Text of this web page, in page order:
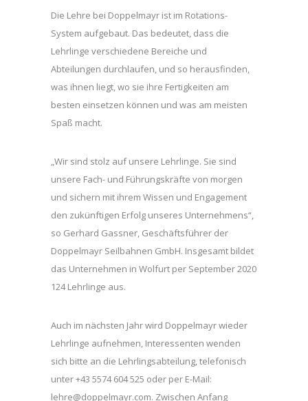
Die Lehre bei Doppelmayr ist im Rotations-
System aufgebaut. Das bedeutet, dass die
Lehrlinge verschiedene Bereiche und
Abteilungen durchlaufen, und so herausfinden,
was ihnen liegt, wo sie ihre Fertigkeiten am
besten einsetzen können und was am meisten
Spaß macht.
„Wir sind stolz auf unsere Lehrlinge. Sie sind
unsere Fach- und Führungskräfte von morgen
und sichern mit ihrem Wissen und Engagement
den zukünftigen Erfolg unseres Unternehmens“,
so Gerhard Gassner, Geschäftsführer der
Doppelmayr Seilbahnen GmbH. Insgesamt bildet
das Unternehmen in Wolfurt per September 2020
124 Lehrlinge aus.
Auch im nächsten Jahr wird Doppelmayr wieder
Lehrlinge aufnehmen, Interessenten wenden
sich bitte an die Lehrlingsabteilung, telefonisch
unter +43 5574 604 525 oder per E-Mail:
lehre@doppelmayr.com. Zwischen Anfang